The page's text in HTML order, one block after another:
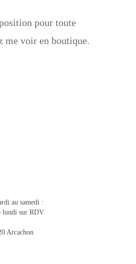
pour toute
me voir en boutique.
au samedi :
sur RDV.
Arcachon